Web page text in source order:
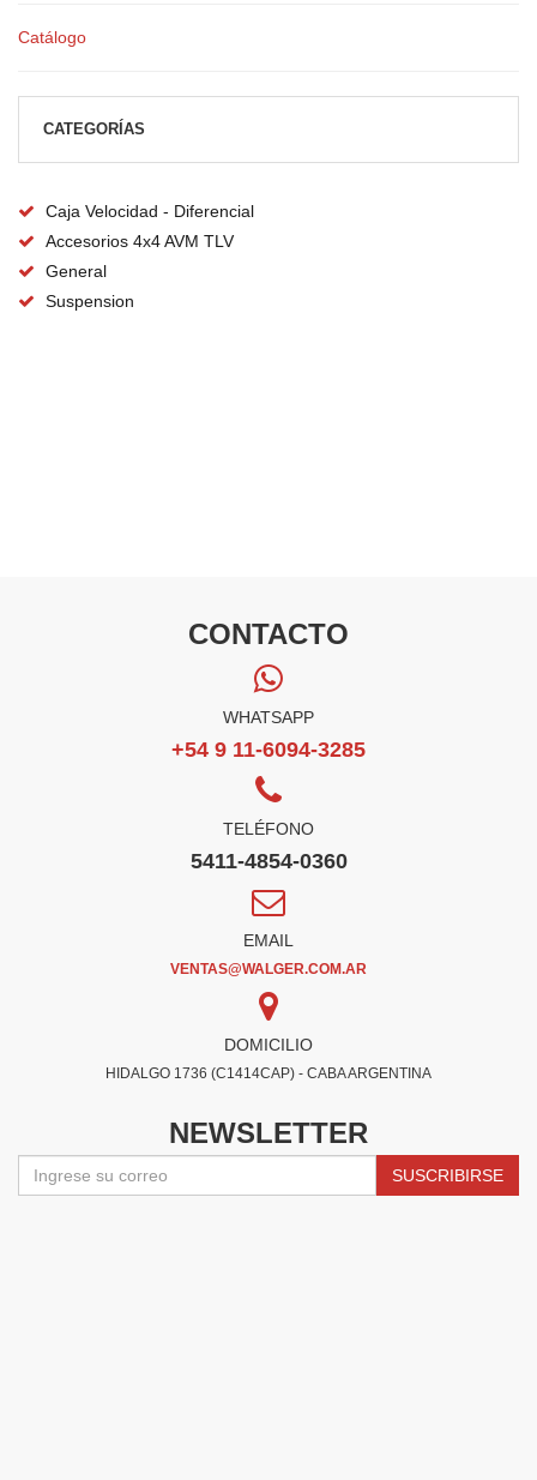
Catálogo
CATEGORÍAS
Caja Velocidad - Diferencial
Accesorios 4x4 AVM TLV
General
Suspension
CONTACTO
WHATSAPP
+54 9 11-6094-3285
TELÉFONO
5411-4854-0360
EMAIL
VENTAS@WALGER.COM.AR
DOMICILIO
HIDALGO 1736 (C1414CAP) - CABA ARGENTINA
NEWSLETTER
SUSCRIBIRSE